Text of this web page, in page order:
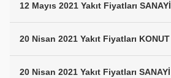
12 Mayıs 2021 Yakıt Fiyatları SANAYİ
20 Nisan 2021 Yakıt Fiyatları KONUT
20 Nisan 2021 Yakıt Fiyatları SANAYİ